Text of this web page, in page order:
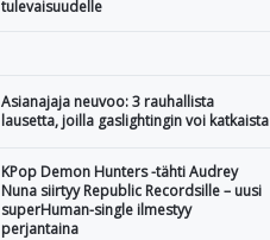
tulevaisuudelle
Asianajaja neuvoo: 3 rauhallista
lausetta, joilla gaslightingin voi katkaista
KPop Demon Hunters -tähti Audrey
Nuna siirtyy Republic Recordsille – uusi
superHuman-single ilmestyy
perjantaina